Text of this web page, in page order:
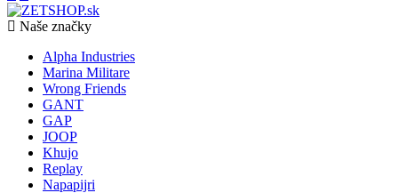
Naše značky
Alpha Industries
Marina Militare
Wrong Friends
GANT
GAP
JOOP
Khujo
Replay
Napapijri